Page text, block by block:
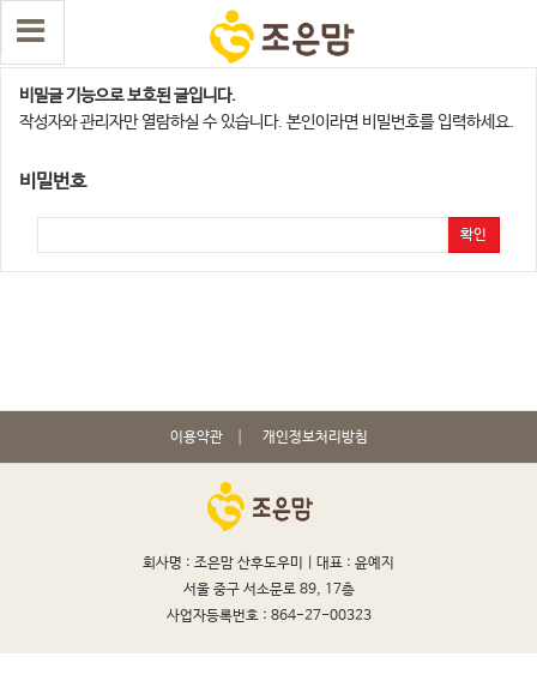
은평,종로,성북,동대문지점
비밀글 기능으로 보호된 글입니다.
작성자와 관리자만 열람하실 수 있습니다. 본인이라면 비밀번호를 입력하세요.
비밀번호
확인
이용약관 개인정보처리방침
회사명 : 조은맘 산후도우미 | 대표 : 윤예지
서울 중구 서소문로 89, 17층
사업자등록번호 : 864-27-00323